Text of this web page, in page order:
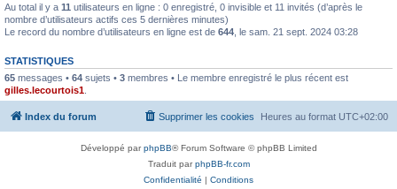
Au total il y a 11 utilisateurs en ligne : 0 enregistré, 0 invisible et 11 invités (d’après le
nombre d’utilisateurs actifs ces 5 dernières minutes)
Le record du nombre d’utilisateurs en ligne est de 644 , le sam. 21 sept. 2024 03:28
STATISTIQUES
65 messages • 64 sujets • 3 membres • Le membre enregistré le plus récent est
gilles.lecourtois1
Index du forum Heures au format UTC+02:00
Supprimer les cookies
Développé parphpBB® Forum Software © phpBB Limited
Traduit parphpBB-fr.com
Confidentialité | Conditions